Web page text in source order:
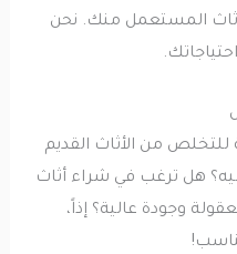
المستعمل منك. نحن
من الأثاث القديم
هل ترغب في شراء أثاث
عالية؟ إذاً،